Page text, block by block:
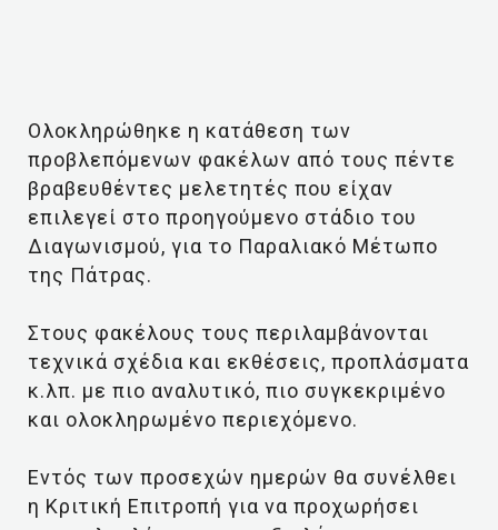
Ολοκληρώθηκε η κατάθεση των
προβλεπόμενων φακέλων από τους πέντε
βραβευθέντες μελετητές που είχαν
επιλεγεί στο προηγούμενο στάδιο του
Διαγωνισμού, για το Παραλιακό Μέτωπο
της Πάτρας.
Στους φακέλους τους περιλαμβάνονται
τεχνικά σχέδια και εκθέσεις, προπλάσματα
κ.λπ. με πιο αναλυτικό, πιο συγκεκριμένο
και ολοκληρωμένο περιεχόμενο.
Εντός των προσεχών ημερών θα συνέλθει
η Κριτική Επιτροπή για να προχωρήσει